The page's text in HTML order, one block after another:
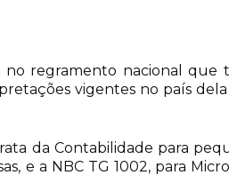
regramento nacional que
vigentes no país
da Contabilidade para
e a NBC TG 1002, para